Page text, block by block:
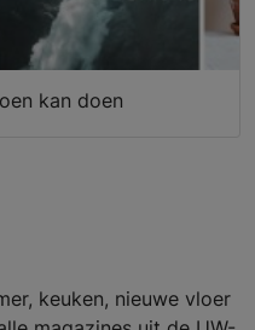
kan doen
keuken, nieuwe vloer